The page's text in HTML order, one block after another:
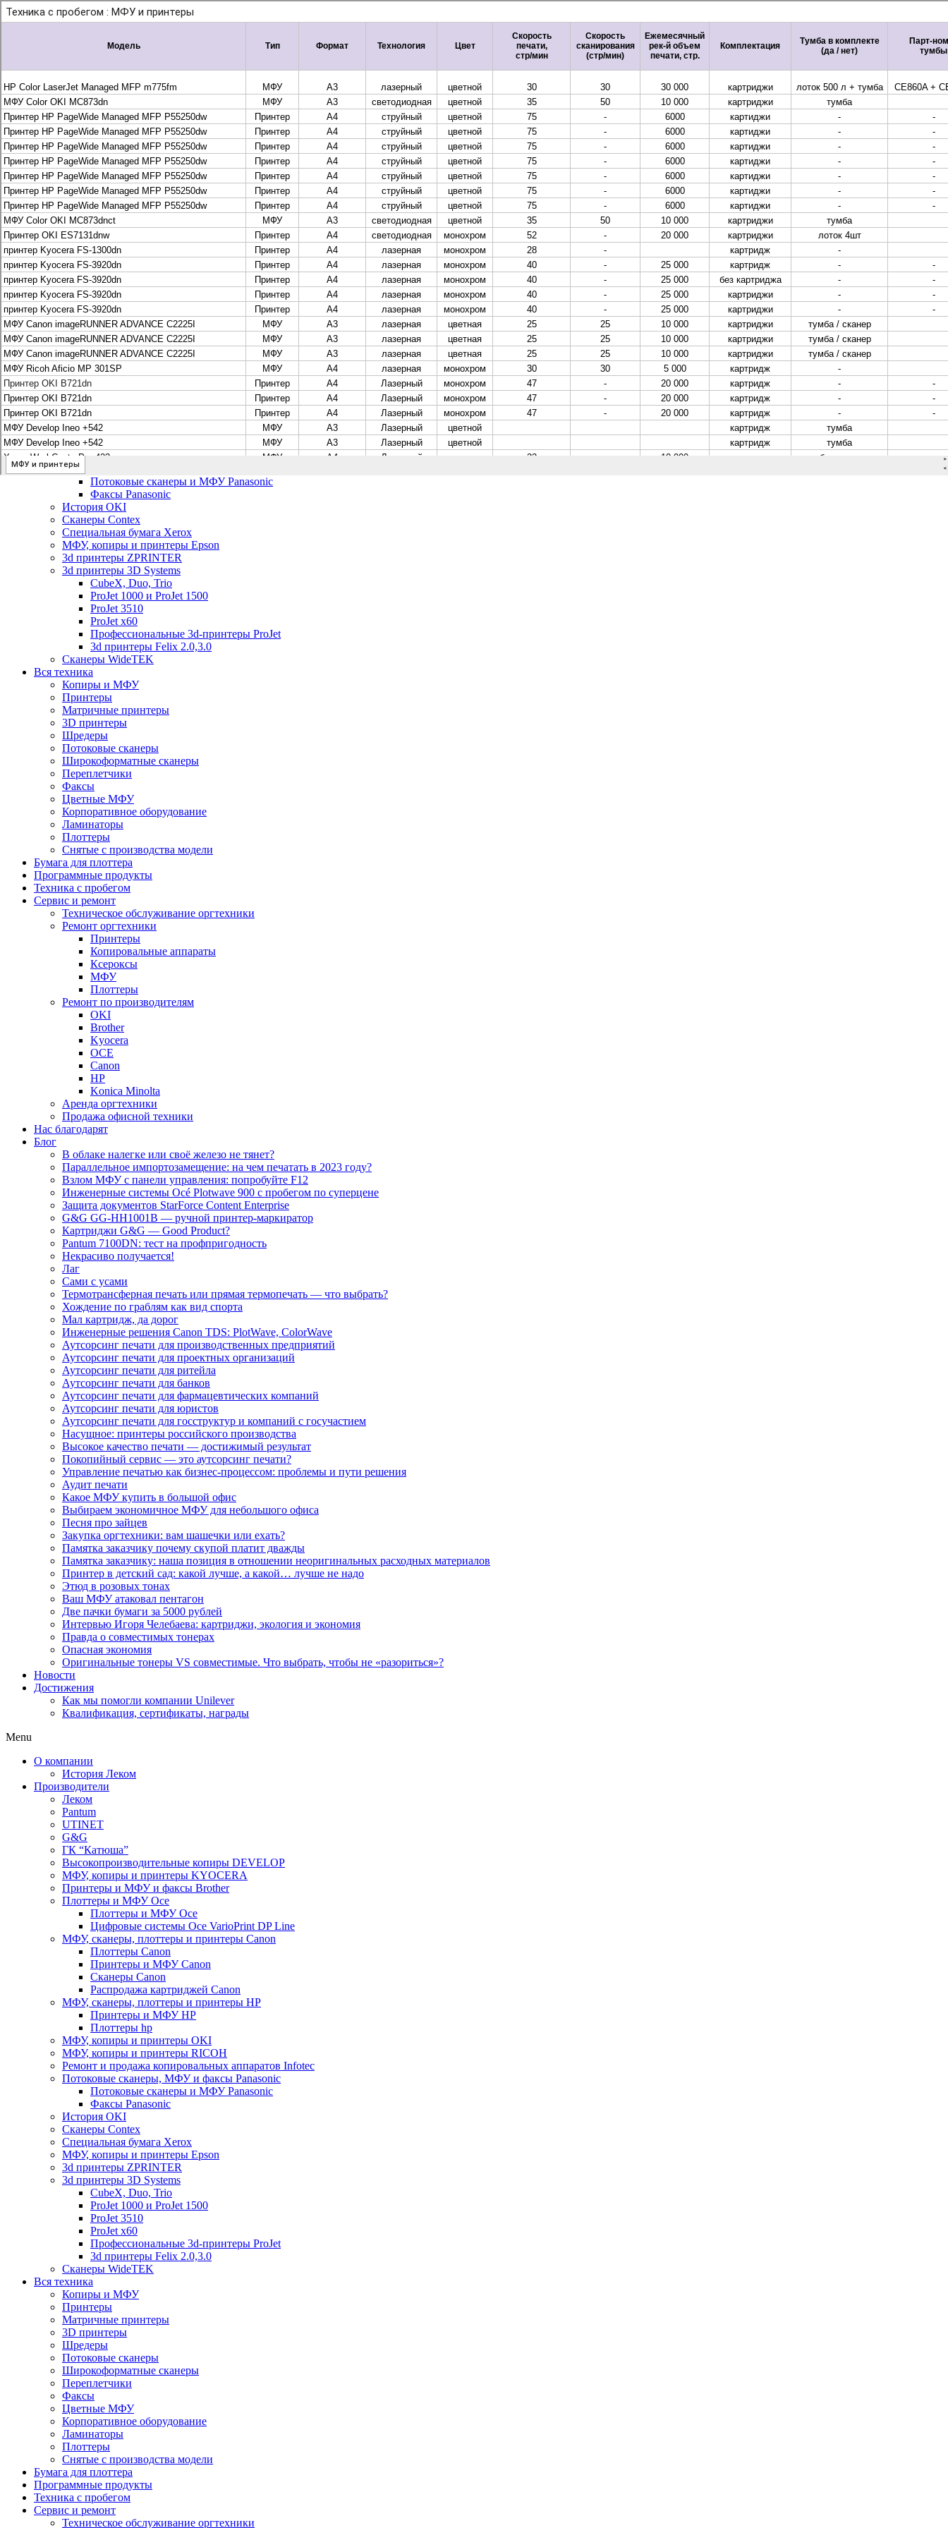
Рассчитать и заказать
Рассчитать и заказать
О компании
История Леком
Производители
Леком
Pantum
UTINET
G&G
ГК “Катюша”
Высокопроизводительные копиры DEVELOP
МФУ, копиры и принтеры KYOCERA
Принтеры и МФУ и факсы Brother
Плоттеры и МФУ Oce
Плоттеры и МФУ Oce
Цифровые системы Oce VarioPrint DP Line
МФУ, сканеры, плоттеры и принтеры Canon
Плоттеры Canon
Принтеры и МФУ Canon
Сканеры Canon
Распродажа картриджей Canon
МФУ, сканеры, плоттеры и принтеры HP
Принтеры и МФУ HP
Плоттеры hp
МФУ, копиры и принтеры OKI
МФУ, копиры и принтеры RICOH
Ремонт и продажа копировальных аппаратов Infotec
Потоковые сканеры, МФУ и факсы Panasonic
Потоковые сканеры и МФУ Panasonic
Факсы Panasonic
История OKI
Сканеры Contex
Специальная бумага Xerox
МФУ, копиры и принтеры Epson
3d принтеры ZPRINTER
3d принтеры 3D Systems
CubeX, Duo, Trio
ProJet 1000 и ProJet 1500
ProJet 3510
ProJet x60
Профессиональные 3d-принтеры ProJet
3d принтеры Felix 2.0,3.0
Сканеры WideTEK
Вся техника
Копиры и МФУ
Принтеры
Матричные принтеры
3D принтеры
Шредеры
Потоковые сканеры
Широкоформатные сканеры
Переплетчики
Факсы
Цветные МФУ
Корпоративное оборудование
Ламинаторы
Плоттеры
Снятые с производства модели
Бумага для плоттера
Программные продукты
Техника с пробегом
Сервис и ремонт
Техническое обслуживание оргтехники
Ремонт оргтехники
Принтеры
Копировальные аппараты
Ксероксы
МФУ
Плоттеры
Ремонт по производителям
OKI
Brother
Kyocera
OCE
Canon
HP
Konica Minolta
Аренда оргтехники
Продажа офисной техники
Нас благодарят
Блог
В облаке налегке или своё железо не тянет?
Параллельное импортозамещение: на чем печатать в 2023 году?
Взлом МФУ с панели управления: попробуйте F12
Инженерные системы Océ Plotwave 900 с пробегом по суперцене
Защита документов StarForce Content Enterprise
G&G GG-HH1001B — ручной принтер-маркиратор
Картриджи G&G — Good Product?
Pantum 7100DN: тест на профпригодность
Некрасиво получается!
Лаг
Сами с усами
Термотрансферная печать или прямая термопечать — что выбрать?
Хождение по граблям как вид спорта
Мал картридж, да дорог
Инженерные решения Canon TDS: PlotWave, ColorWave
Аутсорсинг печати для производственных предприятий
Аутсорсинг печати для проектных организаций
Аутсорсинг печати для ритейла
Аутсорсинг печати для банков
Аутсорсинг печати для фармацевтических компаний
Аутсорсинг печати для юристов
Аутсорсинг печати для госструктур и компаний с госучастием
Насущное: принтеры российского производства
Высокое качество печати — достижимый результат
Покопийный сервис — это аутсорсинг печати?
Управление печатью как бизнес-процессом: проблемы и пути решения
Аудит печати
Какое МФУ купить в большой офис
Выбираем экономичное МФУ для небольшого офиса
Песня про зайцев
Закупка оргтехники: вам шашечки или ехать?
Памятка заказчику почему скупой платит дважды
Памятка заказчику: наша позиция в отношении неоригинальных расходных материалов
Принтер в детский сад: какой лучше, а какой… лучше не надо
Этюд в розовых тонах
Ваш МФУ атаковал пентагон
Две пачки бумаги за 5000 рублей
Интервью Игоря Челебаева: картриджи, экология и экономия
Правда о совместимых тонерах
Опасная экономия
Оригинальные тонеры VS совместимые. Что выбрать, чтобы не «разориться»?
Новости
Достижения
Как мы помогли компании Unilever
Квалификация, сертификаты, награды
Menu
О компании
История Леком
Производители
Леком
Pantum
UTINET
G&G
ГК “Катюша”
Высокопроизводительные копиры DEVELOP
МФУ, копиры и принтеры KYOCERA
Принтеры и МФУ и факсы Brother
Плоттеры и МФУ Oce
Плоттеры и МФУ Oce
Цифровые системы Oce VarioPrint DP Line
МФУ, сканеры, плоттеры и принтеры Canon
Плоттеры Canon
Принтеры и МФУ Canon
Сканеры Canon
Распродажа картриджей Canon
МФУ, сканеры, плоттеры и принтеры HP
Принтеры и МФУ HP
Плоттеры hp
МФУ, копиры и принтеры OKI
МФУ, копиры и принтеры RICOH
Ремонт и продажа копировальных аппаратов Infotec
Потоковые сканеры, МФУ и факсы Panasonic
Потоковые сканеры и МФУ Panasonic
Факсы Panasonic
История OKI
Сканеры Contex
Специальная бумага Xerox
МФУ, копиры и принтеры Epson
3d принтеры ZPRINTER
3d принтеры 3D Systems
CubeX, Duo, Trio
ProJet 1000 и ProJet 1500
ProJet 3510
ProJet x60
Профессиональные 3d-принтеры ProJet
3d принтеры Felix 2.0,3.0
Сканеры WideTEK
Вся техника
Копиры и МФУ
Принтеры
Матричные принтеры
3D принтеры
Шредеры
Потоковые сканеры
Широкоформатные сканеры
Переплетчики
Факсы
Цветные МФУ
Корпоративное оборудование
Ламинаторы
Плоттеры
Снятые с производства модели
Бумага для плоттера
Программные продукты
Техника с пробегом
Сервис и ремонт
Техническое обслуживание оргтехники